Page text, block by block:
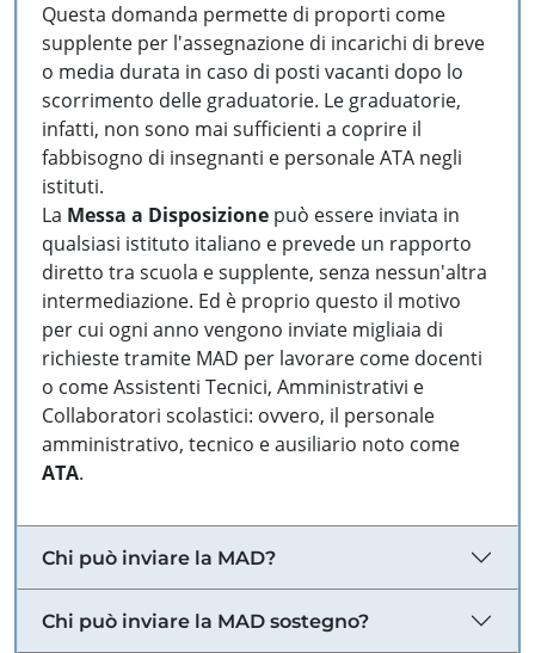
Questa domanda permette di proporti come
supplente per l'assegnazione di incarichi di breve
o media durata in caso di posti vacanti dopo lo
scorrimento delle graduatorie. Le graduatorie,
infatti, non sono mai sufficienti a coprire il
fabbisogno di insegnanti e personale ATA negli
istituti.
La Messa a Disposizione può essere inviata in
qualsiasi istituto italiano e prevede un rapporto
diretto tra scuola e supplente, senza nessun'altra
intermediazione. Ed è proprio questo il motivo
per cui ogni anno vengono inviate migliaia di
richieste tramite MAD per lavorare come docenti
o come Assistenti Tecnici, Amministrativi e
Collaboratori scolastici: ovvero, il personale
amministrativo, tecnico e ausiliario noto come
ATA.
Chi può inviare la MAD?
Chi può inviare la MAD sostegno?